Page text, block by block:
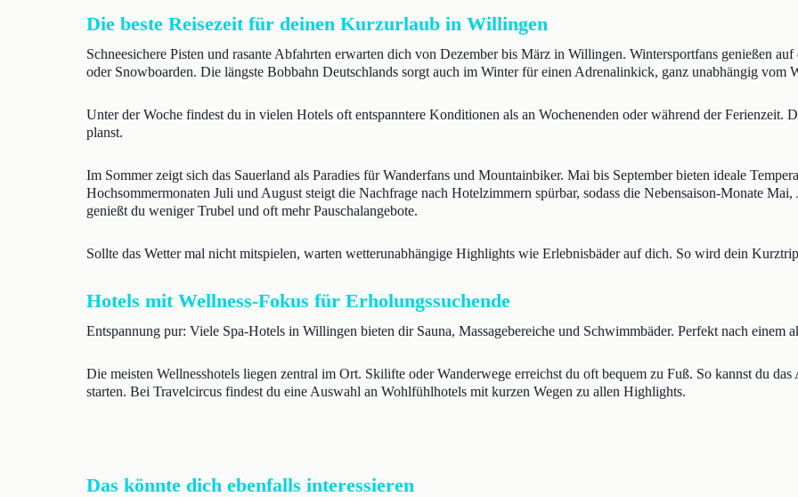
Die beste Reisezeit für deinen Kurzurlaub in Willingen
Schneesichere Pisten und rasante Abfahrten erwarten dich von Dezember bis März in Willingen. Wintersportfans genießen
oder Snowboarden. Die längste Bobbahn Deutschlands sorgt auch im Winter für einen Adrenalinkick, ganz unabhängig vom
Unter der Woche findest du in vielen Hotels oft entspanntere Konditionen als an Wochenenden oder während der Ferienzeit.
planst.
Im Sommer zeigt sich das Sauerland als Paradies für Wanderfans und Mountainbiker. Mai bis September bieten ideale
Hochsommermonaten Juli und August steigt die Nachfrage nach Hotelzimmern spürbar, sodass die Nebensaison-Monate
genießt du weniger Trubel und oft mehr Pauschalangebote.
Sollte das Wetter mal nicht mitspielen, warten wetterunabhängige Highlights wie Erlebnisbäder auf dich. So wird dein
Hotels mit Wellness-Fokus für Erholungssuchende
Entspannung pur: Viele Spa-Hotels in Willingen bieten dir Sauna, Massagebereiche und Schwimmbäder. Perfekt nach einem
Die meisten Wellnesshotels liegen zentral im Ort. Skilifte oder Wanderwege erreichst du oft bequem zu Fuß. So kannst du
starten. Bei Travelcircus findest du eine Auswahl an Wohlfühlhotels mit kurzen Wegen zu allen Highlights.
Das könnte dich ebenfalls interessieren